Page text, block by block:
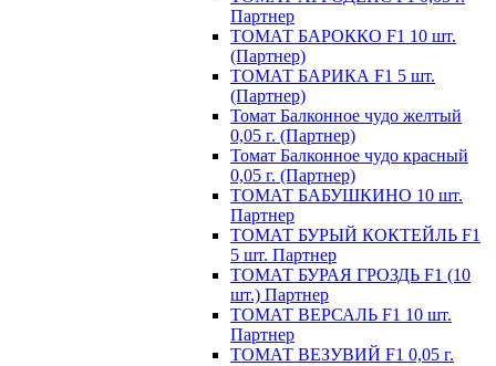
Партнер
ТОМАТ БАРОККО F1 10 шт.
(Партнер)
ТОМАТ БАРИКА F1 5 шт.
(Партнер)
Томат Балконное чудо желтый
0,05 г. (Партнер)
Томат Балконное чудо красный
0,05 г. (Партнер)
ТОМАТ БАБУШКИНО 10 шт.
Партнер
ТОМАТ БУРЫЙ КОКТЕЙЛЬ F1
5 шт. Партнер
ТОМАТ БУРАЯ ГРОЗДЬ F1 (10
шт.) Партнер
ТОМАТ ВЕРСАЛЬ F1 10 шт.
Партнер
ТОМАТ ВЕЗУВИЙ F1 0,05 г.